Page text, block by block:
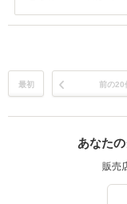
ります。また、身に
最初 前の20
あなた
販売